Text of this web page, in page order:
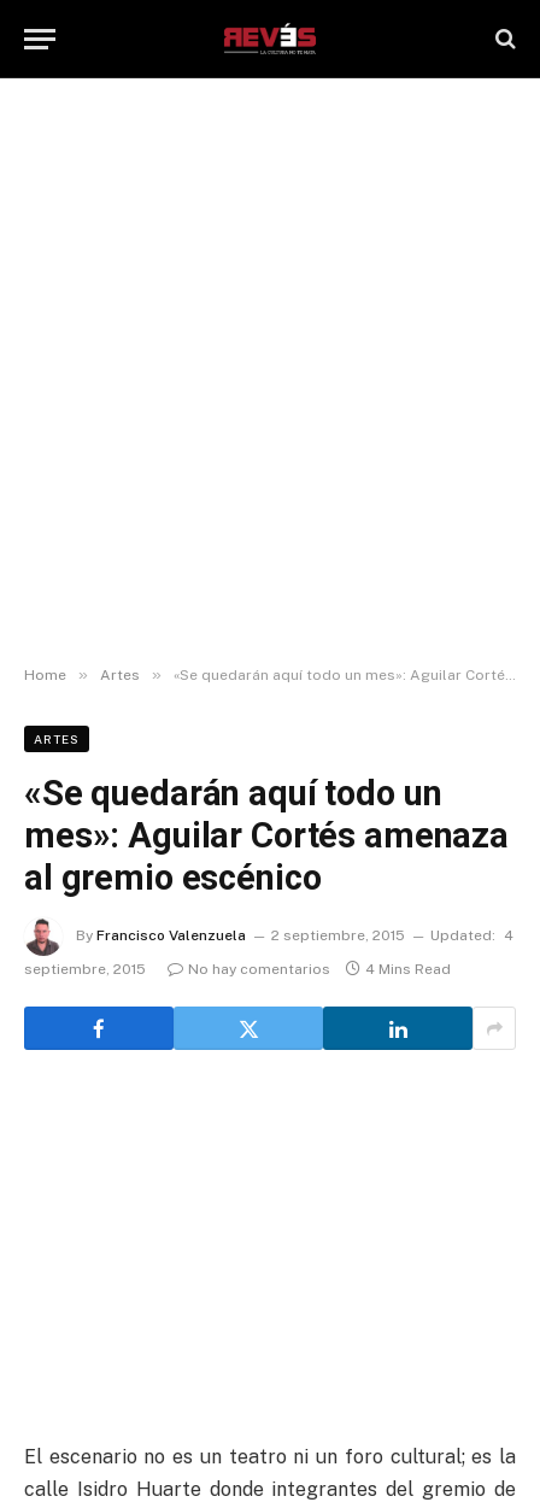
Home » Artes » «Se quedarán aquí todo un mes»: Aguilar Cortés amenaza al gremio escénico
ARTES
«Se quedarán aquí todo un
mes»: Aguilar Cortés amenaza
al gremio escénico
By Francisco Valenzuela 2 septiembre, 2015 Updated:
4
septiembre, 2015
No hay comentarios 4 Mins Read
El escenario no es un teatro ni un foro cultural; es la
calle Isidro Huarte donde integrantes del gremio de